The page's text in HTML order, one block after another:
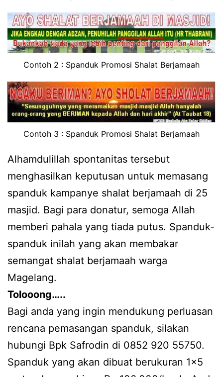
Contoh 2 : Spanduk Promosi Shalat Berjamaah
Contoh 3 : Spanduk Promosi Shalat Berjamaah
Alhamdulillah spontanitas tersebut
menghasilkan keputusan untuk memasang
spanduk kampanye shalat berjamaah di 25
masjid. Bagi para donatur, semoga Allah
memberi pahala yang tiada putus. Spanduk-
spanduk inilah yang akan membakar
semangat shalat berjamaah warga
Magelang.
Tolooong…..
Bagi anda yang ingin mendukung perluasan
rencana pemasangan spanduk, silakan
hubungi Bpk Safrodin di 0852 920 55750.
Spanduk yang akan dibuat berukuran 1×5